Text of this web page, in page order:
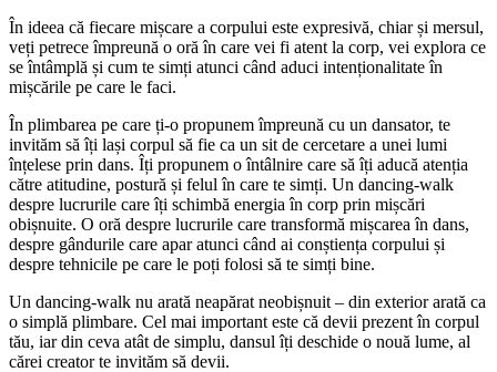
În ideea că fiecare mișcare a corpului este expresivă, chiar și mersul,
veți petrece împreună o oră în care vei fi atent la corp, vei explora ce
se întâmplă și cum te simți atunci când aduci intenționalitate în
mișcările pe care le faci.
În plimbarea pe care ți-o propunem împreună cu un dansator, te
invităm să îți lași corpul să fie ca un sit de cercetare a unei lumi
înțelese prin dans. Îți propunem o întâlnire care să îți aducă atenția
către atitudine, postură și felul în care te simți. Un dancing-walk
despre lucrurile care îți schimbă energia în corp prin mișcări
obișnuite. O oră despre lucrurile care transformă mișcarea în dans,
despre gândurile care apar atunci când ai conștiența corpului și
despre tehnicile pe care le poți folosi să te simți bine.
Un dancing-walk nu arată neapărat neobișnuit – din exterior arată ca
o simplă plimbare. Cel mai important este că devii prezent în corpul
tău, iar din ceva atât de simplu, dansul îți deschide o nouă lume, al
cărei creator te invităm să devii.